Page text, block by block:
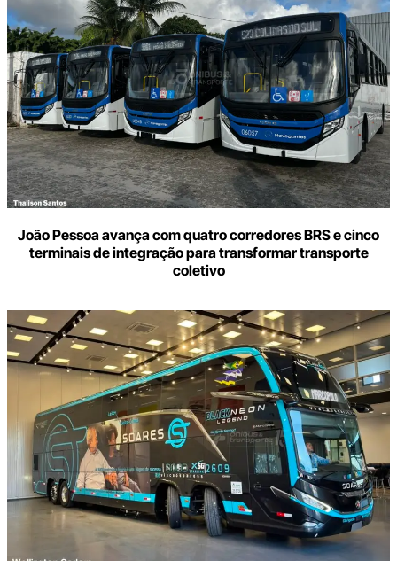
João Pessoa avança com quatro corredores BRS e cinco
terminais de integração para transformar transporte
coletivo